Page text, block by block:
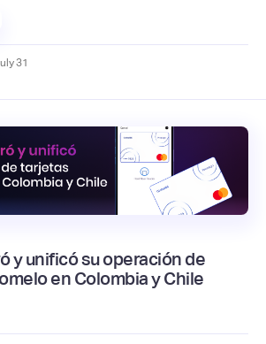
31
y unificó su operación de
en Colombia y Chile